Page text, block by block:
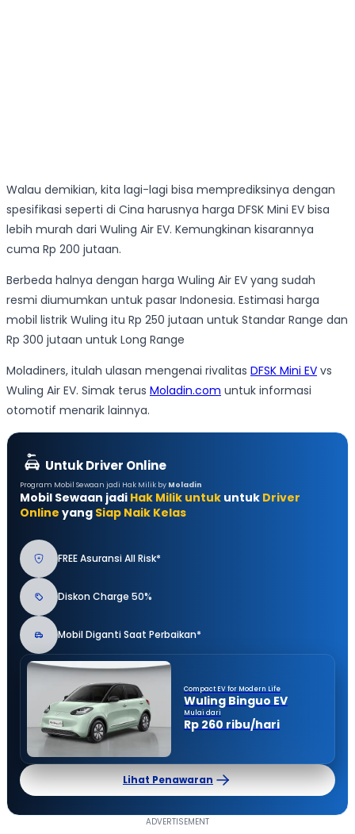
Walau demikian, kita lagi-lagi bisa memprediksinya dengan
spesifikasi seperti di Cina harusnya harga DFSK Mini EV bisa
lebih murah dari Wuling Air EV. Kemungkinan kisarannya
cuma Rp 200 jutaan.
Berbeda halnya dengan harga Wuling Air EV yang sudah
resmi diumumkan untuk pasar Indonesia. Estimasi harga
mobil listrik Wuling itu Rp 250 jutaan untuk Standar Range dan
Rp 300 jutaan untuk Long Range
Moladiners, itulah ulasan mengenai rivalitas DFSK Mini EV vs
Wuling Air EV. Simak terus Moladin.com untuk informasi
otomotif menarik lainnya.
Untuk Driver Online
Program Mobil Sewaan jadi Hak Milik by Moladin
Mobil Sewaan jadi Hak Milik untuk untuk Driver
Online yang Siap Naik Kelas
FREE Asuransi All Risk*
Diskon Charge 50%
Mobil Diganti Saat Perbaikan*
Compact EV for Modern Life
Wuling Binguo EV
Mulai dari
Rp 260 ribu/hari
Lihat Penawaran